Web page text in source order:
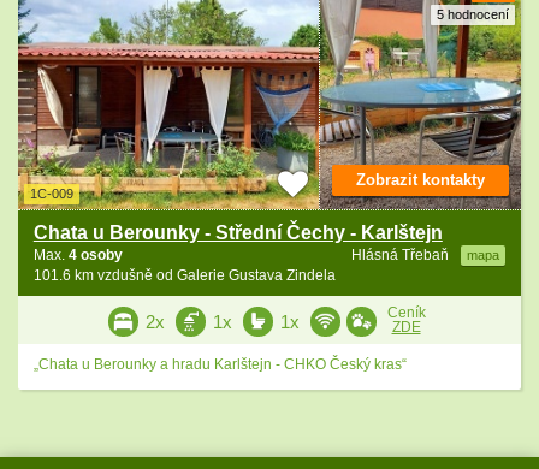
5 hodnocení
1C-009
Chata u Berounky - Střední Čechy - Karlštejn
Hlásná Třebaň mapa
Max. 4 osoby
101.6 km vzdušně od Galerie Gustava Zindela
Zobrazit kontakty
2x 1x 1x
Ceník
ZDE
„Chata u Berounky a hradu Karlštejn - CHKO Český kras“